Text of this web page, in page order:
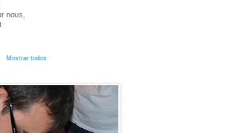
nous,
Mostrar todos